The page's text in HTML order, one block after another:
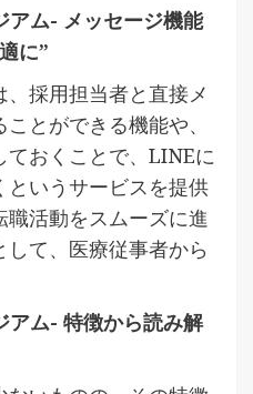
アム- メッセージ機能
に”
、採用担当者と直接メ
とができる機能や、
おくことで、LINEに
いうサービスを提供
職活動をスムーズに進
て、医療従事者から
アム- 特徴から読み解